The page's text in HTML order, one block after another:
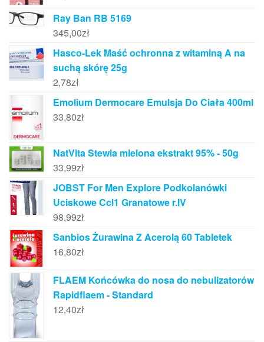
Ray Ban RB 5169
345,00zł
Hasco-Lek Maść ochronna z witaminą A na
suchą skórę 25g
2,78zł
Emolium Dermocare Emulsja Do Ciała 400ml
33,80zł
NatVita Stewia mielona ekstrakt 95% - 50g
33,99zł
JOBST For Men Explore Podkolanówki
Uciskowe Ccl1 Granatowe r.IV
98,99zł
Sanbios Żurawina Z Acerolą 60 Tabletek
16,80zł
FLAEM Końcówka do nosa do nebulizatorów
Rapidflaem - Standard
12,40zł